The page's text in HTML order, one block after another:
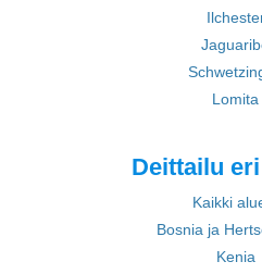
Lomita
Deittailu
Kaikki
Bosnia ja
Kenia